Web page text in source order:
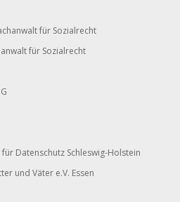
für Sozialrecht
für Sozialrecht
Datenschutz Schleswig-Holstein
und Väter e.V. Essen